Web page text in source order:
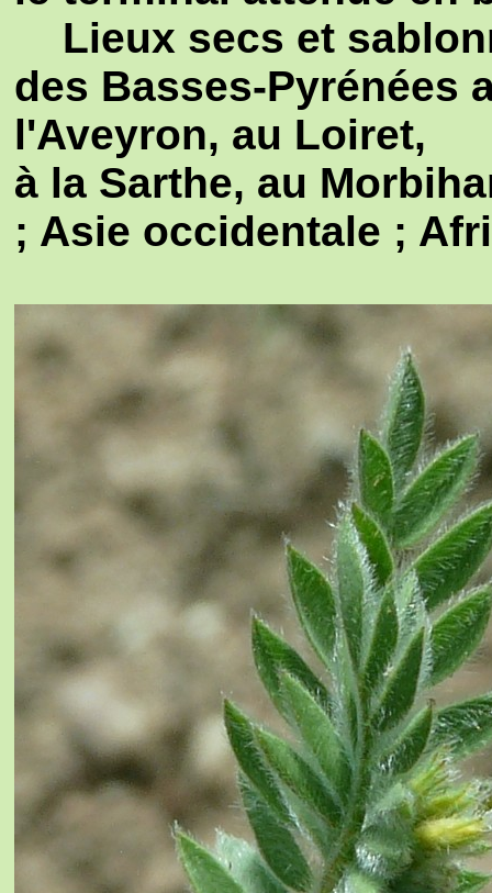
Lieux secs et
des Basses-Pyrénées
l'Aveyron, au Loiret,
à la Sarthe, au
; Asie occidentale ;